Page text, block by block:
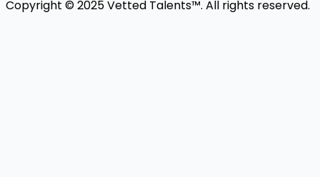
Copyright © 2025 Vetted Talents™. All rights reserved.